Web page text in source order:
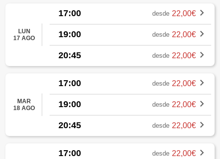
LUN
17 AGO
17:00 desde 22,00€
19:00 desde 22,00€
20:45 desde 22,00€
MAR
18 AGO
17:00 desde 22,00€
19:00 desde 22,00€
20:45 desde 22,00€
17:00 desde 22,00€